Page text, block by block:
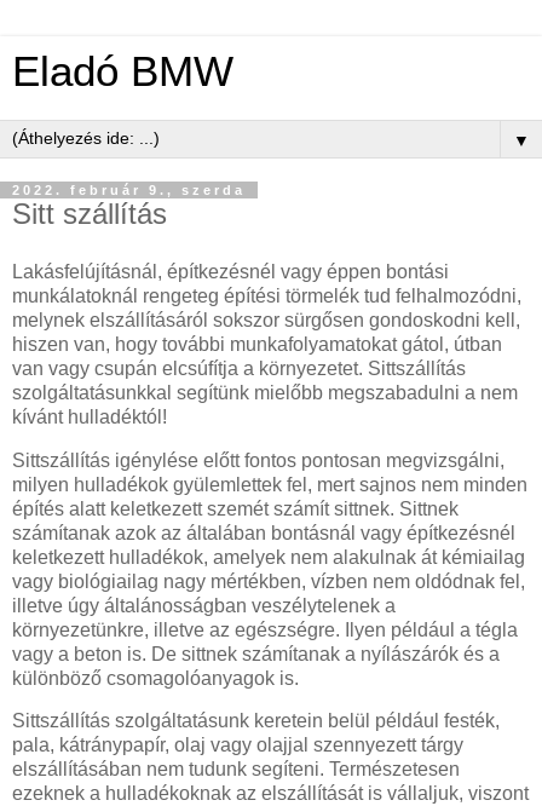
Eladó BMW
▼
2022. február 9., szerda
Sitt szállítás
Lakásfelújításnál, építkezésnél vagy éppen bontási
munkálatoknál rengeteg építési törmelék tud felhalmozódni,
melynek elszállításáról sokszor sürgősen gondoskodni kell,
hiszen van, hogy további munkafolyamatokat gátol, útban
van vagy csupán elcsúfítja a környezetet. Sittszállítás
szolgáltatásunkkal segítünk mielőbb megszabadulni a nem
kívánt hulladéktól!
Sittszállítás igénylése előtt fontos pontosan megvizsgálni,
milyen hulladékok gyülemlettek fel, mert sajnos nem minden
építés alatt keletkezett szemét számít sittnek. Sittnek
számítanak azok az általában bontásnál vagy építkezésnél
keletkezett hulladékok, amelyek nem alakulnak át kémiailag
vagy biológiailag nagy mértékben, vízben nem oldódnak fel,
illetve úgy általánosságban veszélytelenek a
környezetünkre, illetve az egészségre. Ilyen például a tégla
vagy a beton is. De sittnek számítanak a nyílászárók és a
különböző csomagolóanyagok is.
Sittszállítás szolgáltatásunk keretein belül például festék,
pala, kátránypapír, olaj vagy olajjal szennyezett tárgy
elszállításában nem tudunk segíteni. Természetesen
ezeknek a hulladékoknak az elszállítását is vállaljuk, viszont